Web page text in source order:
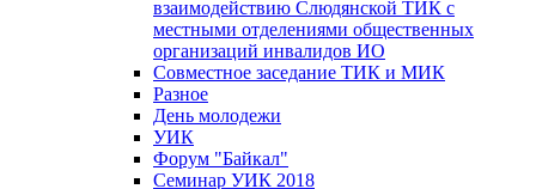
взаимодействию Слюдянской ТИК с
местными отделениями общественных
организаций инвалидов ИО
Совместное заседание ТИК и МИК
Разное
День молодежи
УИК
Форум "Байкал"
Семинар УИК 2018